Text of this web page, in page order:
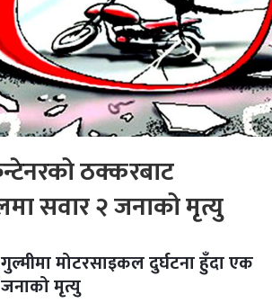
ठक्करबाट
सवार २ जनाको मृत्यु
गुल्मीमा मोटरसाइकल दुर्घटना हुँदा एक
जनाको मृत्यु